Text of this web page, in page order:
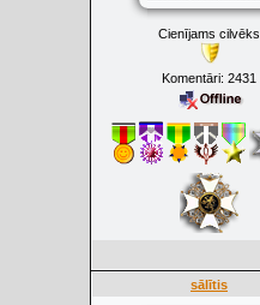
Cienījams cilvēks
Komentāri: 2431
sālītis